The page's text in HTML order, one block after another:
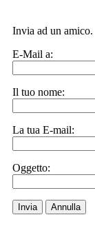
Invia ad un amico.
E-Mail a:
Il tuo nome:
La tua E-mail:
Oggetto:
Invia Annulla